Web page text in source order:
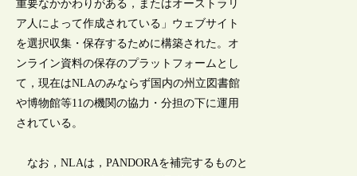
重要なかかわりがある，またはオーストラリ
ア人によって作成されている」ウェブサイト
を選択収集・保存するために構築された。オ
ンライン資料の保存のプラットフォームとし
て，現在はNLAのみならず国内の州立図書館
や博物館等11の機関の協力・分担の下に運用
されている。
なお，NLAは，PANDORAを補完するものと